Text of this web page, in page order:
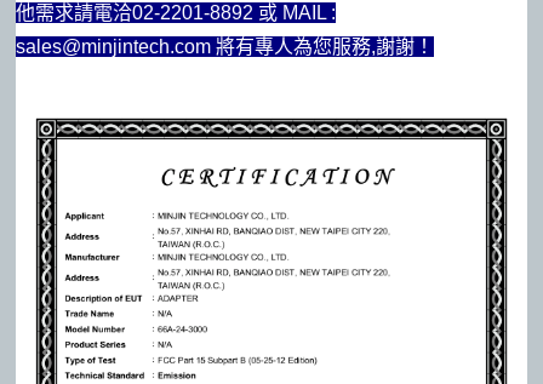
他需求請電洽02-2201-8892 或 MAIL :
sales@minjintech.com 將有專人為您服務,謝謝！